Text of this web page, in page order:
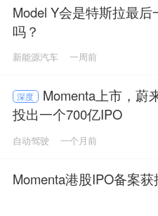
Model Y会是特斯拉最后
吗？
新能源汽车 一周前
深度
Momenta上市，蔚
投出一个700亿IPO
自动驾驶 一个月前
Momenta港股IPO备案获